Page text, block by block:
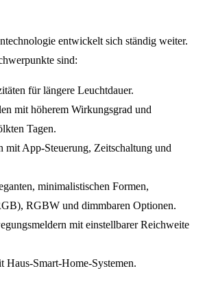
entwickelt sich ständig weiter.
sind:
für längere Leuchtdauer.
mit höherem Wirkungsgrad und
Tagen.
mit App-Steuerung, Zeitschaltung und
minimalistischen Formen,
RGBW und dimmbaren Optionen.
mit einstellbarer Reichweite
Smart-Home-Systemen.